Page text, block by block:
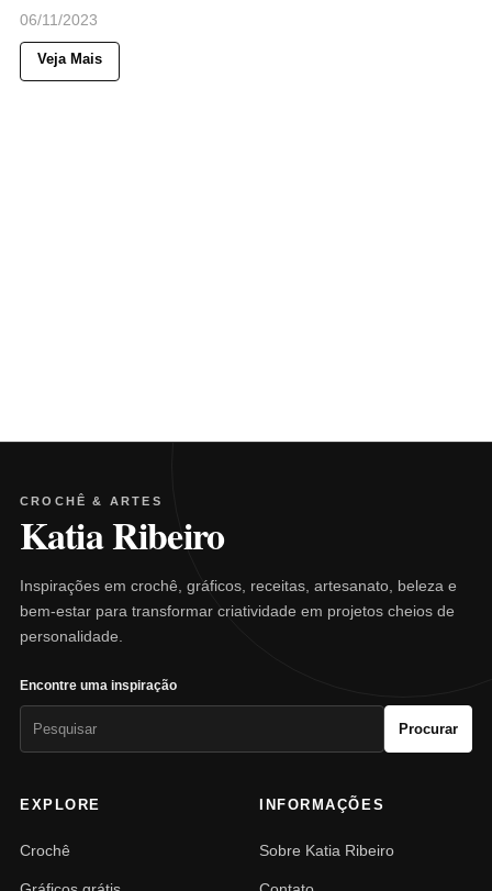
06/11/2023
Veja Mais
CROCHÊ & ARTES
Katia Ribeiro
Inspirações em crochê, gráficos, receitas, artesanato, beleza e
bem-estar para transformar criatividade em projetos cheios de
personalidade.
Encontre uma inspiração
Procurar
EXPLORE
Crochê
INFORMAÇÕES
Sobre Katia Ribeiro